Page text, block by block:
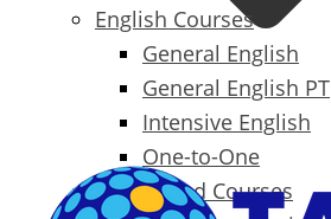
English Courses
General English
General English PT
Intensive English
One-to-One
Specialized Courses